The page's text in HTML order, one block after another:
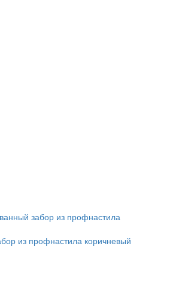
из профнастила коричневый